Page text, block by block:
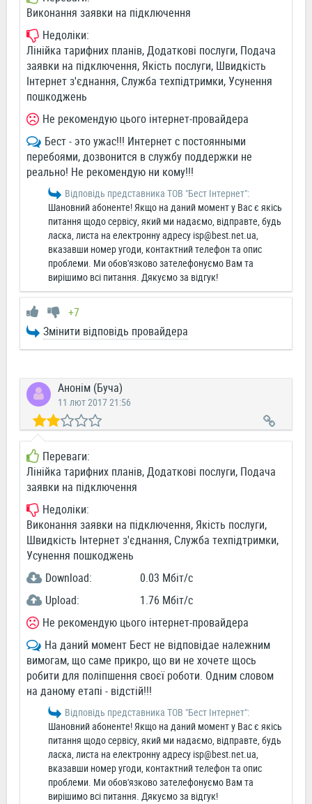
Виконання заявки на підключення
Недоліки:
Лінійка тарифних планів, Додаткові послуги, Подача
заявки на підключення, Якість послуги, Швидкість
Інтернет з'єднання, Служба техпідтримки, Усунення
пошкоджень
Не рекомендую цього інтернет-провайдера
Бест - это ужас!!! Интернет с постоянными
перебоями, дозвонится в службу поддержки не
реально! Не рекомендую ни кому!!!
Відповідь представника ТОВ "Бест Інтернет":
Шановний абоненте! Якщо на даний момент у Вас є якісь
питання щодо сервісу, який ми надаємо, відправте, будь
ласка, листа на електронну адресу isp@best.net.ua,
вказавши номер угоди, контактний телефон та опис
проблеми. Ми обов'язково зателефонуємо Вам та
вирішимо всі питання. Дякуємо за відгук!
+7
Змінити відповідь провайдера
Анонім (Буча)
11 лют 2017 21:56
Переваги:
Лінійка тарифних планів, Додаткові послуги, Подача
заявки на підключення
Недоліки:
Виконання заявки на підключення, Якість послуги,
Швидкість Інтернет з'єднання, Служба техпідтримки,
Усунення пошкоджень
Download:
0.03 Мбіт/c
Upload:
1.76 Мбіт/c
Не рекомендую цього інтернет-провайдера
На даний момент Бест не відповідае належним
вимогам, що саме прикро, що ви не хочете щось
робити для поліпшення своєї роботи. Одним словом
на даному етапі - відстій!!!
Відповідь представника ТОВ "Бест Інтернет":
Шановний абоненте! Якщо на даний момент у Вас є якісь
питання щодо сервісу, який ми надаємо, відправте, будь
ласка, листа на електронну адресу isp@best.net.ua,
вказавши номер угоди, контактний телефон та опис
проблеми. Ми обов'язково зателефонуємо Вам та
вирішимо всі питання. Дякуємо за відгук!